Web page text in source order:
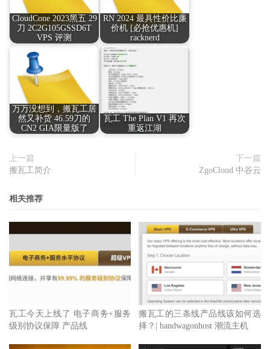
CloudCone 2023黑五 29
刀 2C2G105GSSD6T
VPS 评测
RN 2024 最具性价比廉
价机 [必抢优惠机]
racknerd
万万没想到，搬瓦工居
然又补货 46.59刀的
CN2 GIA限量版了
瓦工 The Plan V1 再次
重返江湖
上一篇
搬瓦工简介
下一篇
ZgoCloud 中谷云
相关推荐
瓦工今天上线了 电子商务+服务
级别协议保障 产品线
搬瓦工的三条线产品线该如何选
择？| bandwagonhost 潮流主机